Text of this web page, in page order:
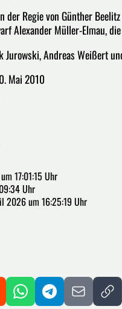
der Regie von Günther
Alexander Müller-Elmau,
Andreas Weißert
Mai 2010
17:01:15 Uhr
Uhr
2026 um 16:25:19 Uhr